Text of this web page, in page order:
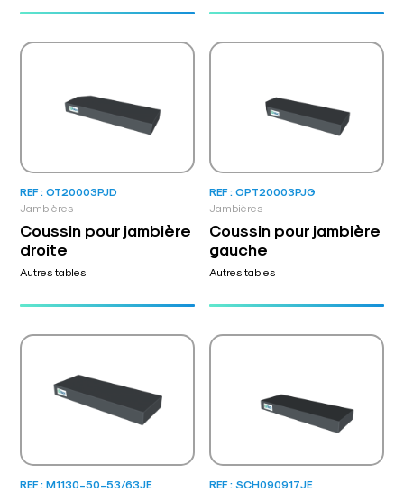
Jambières
REF : OT20003PJD
Coussin pour jambière
droite
Autres tables
Jambières
REF : OPT20003PJG
Coussin pour jambière
gauche
Autres tables
REF : M1130-50-53/63JE REF : SCH090917JE